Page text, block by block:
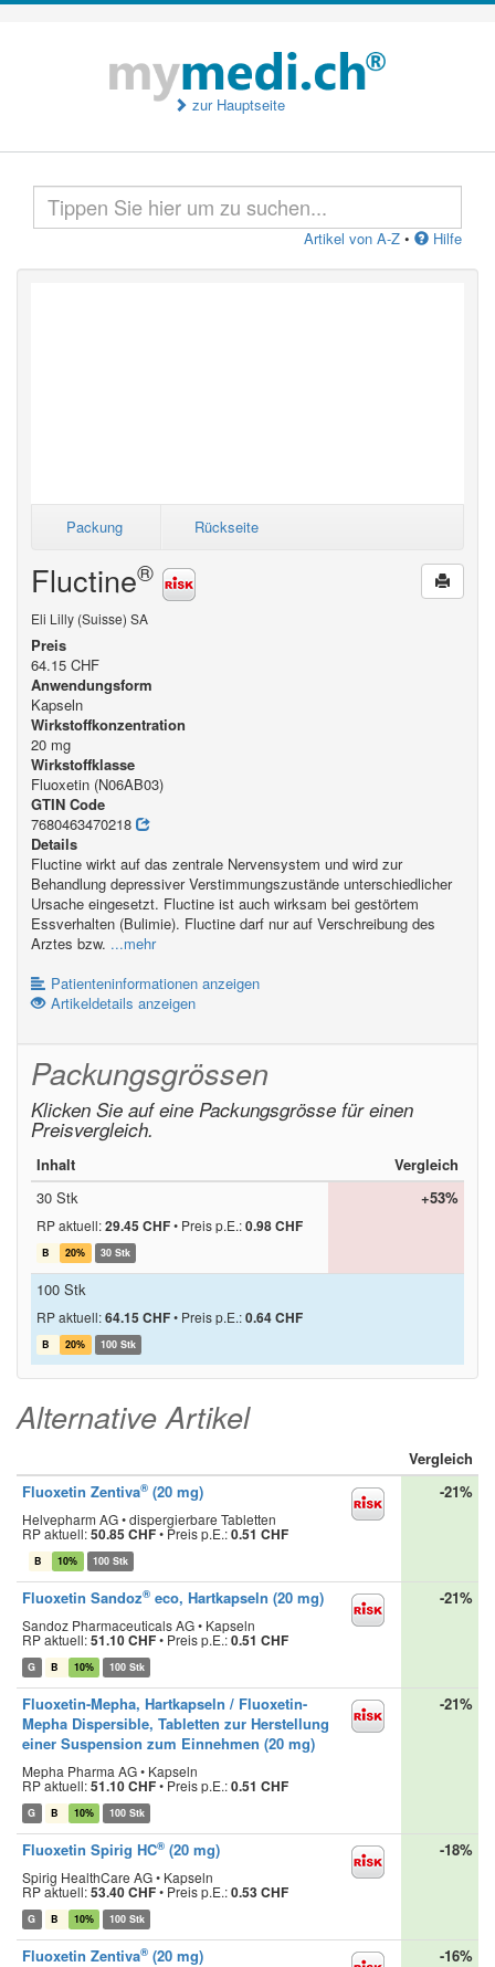
zur Hauptseite
Artikel von A-Z • Hilfe
Packung Rückseite
Fluctine®
Eli Lilly (Suisse) SA
Preis
64.15 CHF
Anwendungsform
Kapseln
Wirkstoffkonzentration
20 mg
Wirkstoffklasse
Fluoxetin (N06AB03)
GTIN Code
7680463470218
Details
Fluctine wirkt auf das zentrale Nervensystem und wird zur
Behandlung depressiver Verstimmungszustände unterschiedlicher
Ursache eingesetzt. Fluctine ist auch wirksam bei gestörtem
Essverhalten (Bulimie). Fluctine darf nur auf Verschreibung des
Arztes bzw. ...mehr
Patienteninformationen anzeigen
Artikeldetails anzeigen
Packungsgrössen
Klicken Sie auf eine Packungsgrösse für einen
Preisvergleich.
Inhalt
Vergleich
30 Stk
RP aktuell:29.45 CHF• Preis p.E.:0.98 CHF
B 20% 30 Stk
+53%
100 Stk
RP aktuell:64.15 CHF• Preis p.E.:0.64 CHF
B 20% 100 Stk
Alternative Artikel
Vergleich
Fluoxetin Zentiva® (20 mg)
Helvepharm AG • dispergierbare Tabletten
RP aktuell:50.85 CHF•Preis p.E.:0.51 CHF
B 10% 100 Stk
-21%
Fluoxetin Sandoz® eco, Hartkapseln (20 mg)
Sandoz Pharmaceuticals AG • Kapseln
RP aktuell:51.10 CHF• Preis p.E.:0.51 CHF
G B 10% 100 Stk
-21%
Fluoxetin-Mepha, Hartkapseln / Fluoxetin-
Mepha Dispersible, Tabletten zur Herstellung
einer Suspension zum Einnehmen (20 mg)
Mepha Pharma AG • Kapseln
RP aktuell:51.10 CHF•Preis p.E.:0.51 CHF
G B 10% 100 Stk
-21%
Fluoxetin Spirig HC® (20 mg)
Spirig HealthCare AG • Kapseln
RP aktuell:53.40 CHF• Preis p.E.:0.53 CHF
G B 10% 100 Stk
-18%
Fluoxetin Zentiva® (20 mg) -16%